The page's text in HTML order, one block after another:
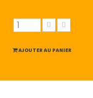
AJOUTER AU PANIER